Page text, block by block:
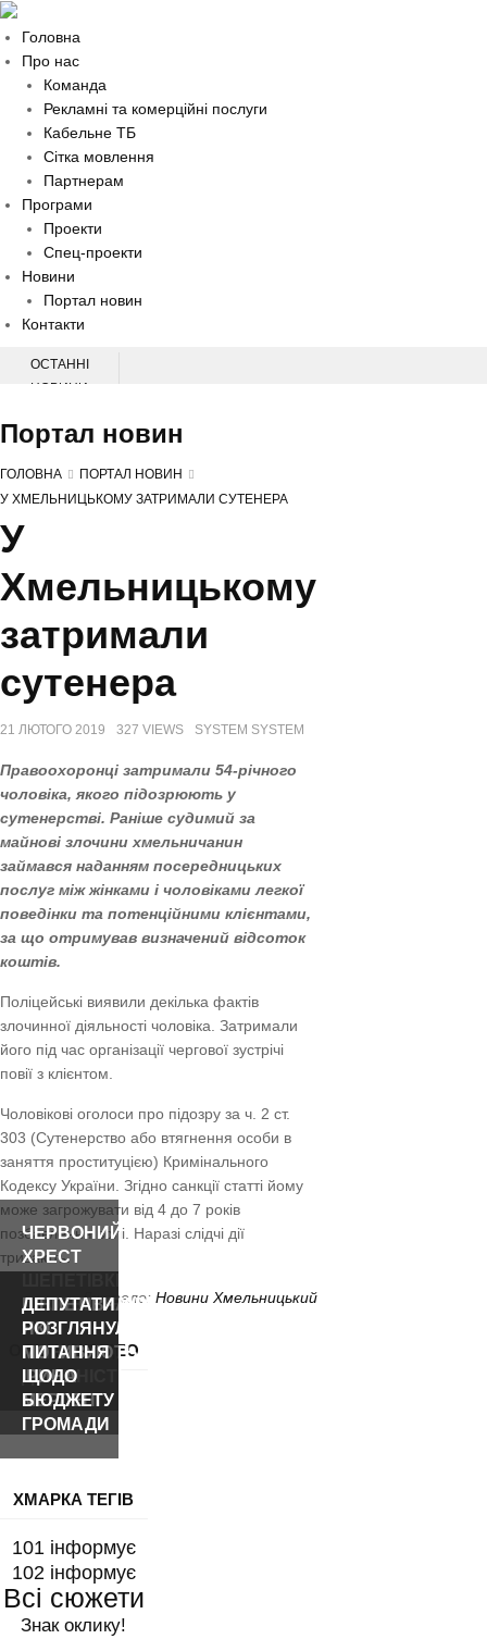
Головна
Про нас
Команда
Рекламні та комерційні послуги
Кабельне ТБ
Сітка мовлення
Партнерам
Програми
Проекти
Спец-проекти
Новини
Портал новин
Контакти
ОСТАННІ
НОВИНИ
ДОПОМОГИ
НА ХМЕЛЬНИЧЧИНІ ВІДЗНАЧИЛИ МІЖНАРОДНИЙ ДЕНЬ СІМ’Ї
СЕРГІЙ ТЮРІН ПРИВІТАВ МУЗЕЙНИКІВ ОБЛАСТІ З ПРОФЕСІЙНИМ
СВЯТОМ
ЗАХИСНИКІВ З ХМЕЛЬНИЧЧИНИ ВІДЗНАЧЕНО ВИСОКИМИ ДЕРЖАВНИМИ
НАГОРОДАМИ (ПОСМЕРТНО)
Портал новин
ГОЛОВНА
ПОРТАЛ НОВИН
У ХМЕЛЬНИЦЬКОМУ ЗАТРИМАЛИ СУТЕНЕРА
У
Хмельницькому
затримали
сутенера
21 ЛЮТОГО 2019 327 VIEWS SYSTEM SYSTEM
Правоохоронці затримали 54-річного
чоловіка, якого підозрюють у
сутенерстві. Раніше судимий за
майнові злочини хмельничанин
займався наданням посередницьких
послуг між жінками і чоловіками легкої
поведінки та потенційними клієнтами,
за що отримував визначений відсоток
коштів.
Поліцейські виявили декілька фактів
злочинної діяльності чоловіка. Затримали
його під час організації чергової зустрічі
повії з клієнтом.
Чоловікові оголоси про підозру за ч. 2 ст.
303 (Сутенерство або втягнення особи в
заняття проституцією) Кримінального
Кодексу України. Згідно санкції статті йому
може загрожувати від 4 до 7 років
позбавлення волі. Наразі слідчі дії
тривають.
Джерело: Новини Хмельницький
ОСТАННІ ВІДЕО
ЧЕРВОНИЙ
ХРЕСТ
ПРОЗВІТУВАВ
ПРО
РІЧНУ
ДІЯЛЬНІСТЬ
ШЕПЕТІВЧАНИ,
ЯКІ
МОТИВУЮТЬ:
ІРИНА
МЕРЛЕНІ
ДЕПУТАТИ
РОЗГЛЯНУЛИ
ПИТАННЯ
ЩОДО
БЮДЖЕТУ
ГРОМАДИ
ХМАРКА ТЕГІВ
101 інформує
102 інформує
Всі сюжети
Знак оклику!